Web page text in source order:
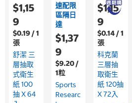
$1,15
9
$0.19 / 1
張
舒潔 三
層抽取
式衛生
紙 100
抽 X 64
速配限
區隔日
達
$1,37
9
$9.20 /
1粒
Sports
Researc
$1,15
9
$0.14 / 1
張
科克蘭
三層抽
取衛生
紙 120抽
X 72入